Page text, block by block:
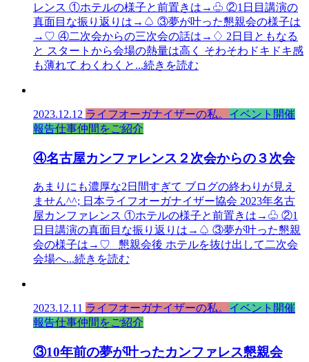
レンス ①ホテルの様子と前置きは→♧ ②1日目講演の
真面目な振り返りは→♤ ③夢が叶った懇親会の様子は
→♡ ④二次会からの三次会の話は→♢ 2日目ともなる
と スタートから会場の熱量は高く そわそわドキドキ感
も薄れて わくわくと ...続きを読む
2023.12.12 ライフオーガナイザーの私。 イベント開催
報告仕事仲間をご紹介
④名古屋カンファレンス２次会からの３次会
あまりにも濃厚な2日間すぎて ブログの終わりが見え
ません^^; 日本ライフオーガナイザー協会 2023年名古
屋カンファレンス ①ホテルの様子と前置きは→♧ ②1
日目講演の真面目な振り返りは→♤ ③夢が叶った懇親
会の様子は→♡ 懇親会後 ホテルを抜け出して二次会
会場へ...続きを読む
2023.12.11 ライフオーガナイザーの私。 イベント開催
報告仕事仲間をご紹介
③10年前の夢が叶ったカンファレス懇親会